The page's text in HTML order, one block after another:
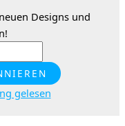
Designs und
gelesen